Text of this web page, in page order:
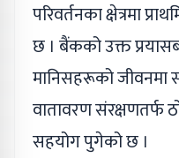
परिवर्तनका क्षेत्रमा
छ । बैंकको उक्त
मानिसहरूको जीवनमा
वातावरण संरक्षणतर्फ
सहयोग पुगेको छ ।